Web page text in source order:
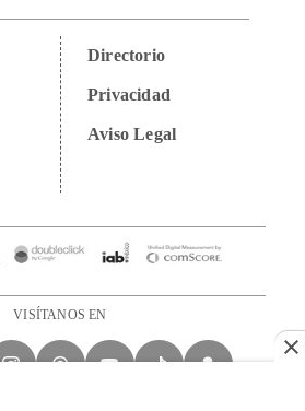
Directorio
Privacidad
Aviso Legal
VISÍTANOS EN